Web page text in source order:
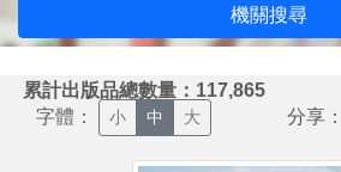
機關搜尋
累計出版品總數量：117,865
字體： 小 中 大 分享：